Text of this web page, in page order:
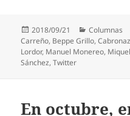
Publicado
el
2018/09/21 Categorías
Columnas
Carreño, Beppe Grillo,
Lordor, Manuel Monereo,
Sánchez,Twitter
En octubre,